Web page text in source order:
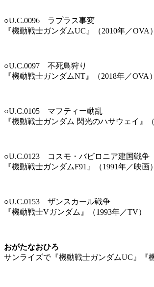
○U.C.0096 ラプラス事変
『機動戦士ガンダムUC』（2010年／OVA）
○U.C.0097 不死鳥狩り
『機動戦士ガンダムNT』（2018年／OVA）
○U.C.0105 マフティー動乱
『機動戦士ガンダム 閃光のハサウェイ』
○U.C.0123 コスモ・バビロニア建国戦争
『機動戦士ガンダムF91』（1991年／映画）
○U.C.0153 ザンスカール戦争
『機動戦士Vガンダム』（1993年／TV）
おがたなおひろ
サンライズで『機動戦士ガンダムUC』『